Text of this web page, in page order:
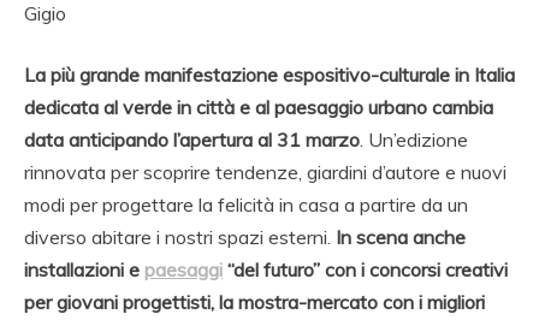
Gigio
La più grande manifestazione espositivo-culturale in Italia
dedicata al verde in città e al paesaggio urbano cambia
data anticipando l’apertura al 31 marzo. Un’edizione
rinnovata per scoprire tendenze, giardini d’autore e nuovi
modi per progettare la felicità in casa a partire da un
diverso abitare i nostri spazi esterni. In scena anche
installazioni e paesaggi “del futuro” con i concorsi creativi
per giovani progettisti, la mostra-mercato con i migliori